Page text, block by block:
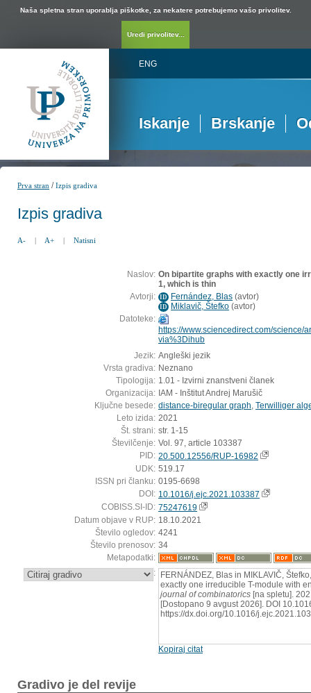
Naša spletna stran uporablja piškotke, za nekatere potrebujemo vašo privolitev.
Uredi privolitev...
ENG
Iskanje Brskanje
Prva stran /Izpis gradiva
Izpis gradiva
A- | A+ | Natisni
Naslov: On bipartite graphs with exactly one
1, which is thin
Avtorji: ID Fernández, Blas (avtor)
ID Miklavič, Štefko (avtor)
Datoteke:
https://www.sciencedirect.com/science/
via%3Dihub
Jezik: Angleški jezik
Vrsta gradiva: Neznano
Tipologija: 1.01 - Izvirni znanstveni članek
Organizacija: IAM - Inštitut Andrej Marušič
Ključne besede: distance-biregular graph Terwilliger
Leto izida: 2021
Št. strani: str. 1-15
Številčenje: Vol. 97, article 103387
PID: 20.500.12556/RUP-16982
UDK: 519.17
ISSN pri članku: 0195-6698
DOI: 10.1016/j.ejc.2021.103387
COBISS.SI-ID: 75247619
Datum objave v RUP: 18.10.2021
Število ogledov: 4241
Število prenosov: 34
Metapodatki:
: FERNÁNDEZ, Blas in MIKLAVIČ,
exactly one irreducible T-module with
journal of combinatorics [na spletu].
[Dostopano 9 avgust 2026]. DOI
https://dx.doi.org/10.1016/
Kopiraj citat
Gradivo je del revije